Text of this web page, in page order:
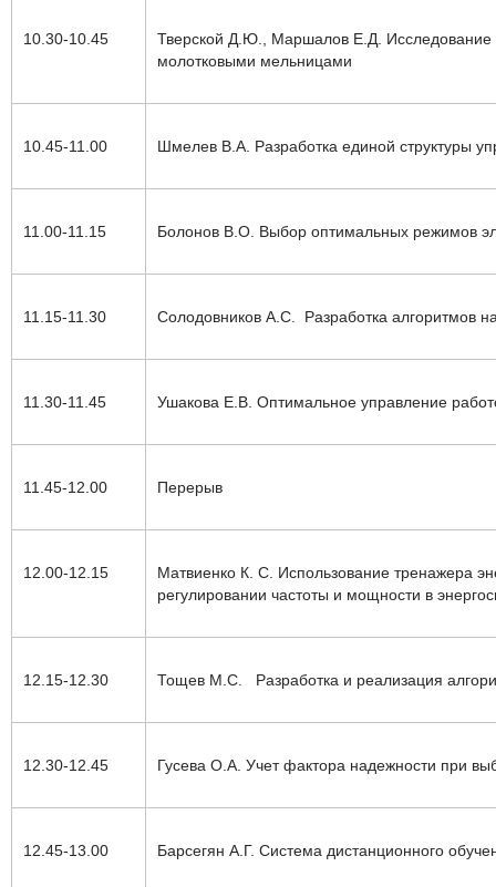
10.30-10.45
Тверской Д.Ю., Маршалов Е.Д. Исследование
молотковыми мельницами
10.45-11.00 Шмелев В.А. Разработка единой структуры
11.00-11.15 Болонов В.О. Выбор оптимальных режимов
11.15-11.30 Солодовников А.С. Разработка алгоритмов
11.30-11.45 Ушакова Е.В. Оптимальное управление
11.45-12.00 Перерыв
12.00-12.15 Матвиенко К. С. Использование тренажера
регулировании частоты и мощности в
12.15-12.30 Тощев М.С. Разработка и реализация
12.30-12.45 Гусева О.А. Учет фактора надежности при
12.45-13.00 Барсегян А.Г. Система дистанционного